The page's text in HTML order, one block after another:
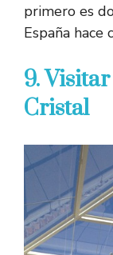
primero es
España hace
9.
Cristal